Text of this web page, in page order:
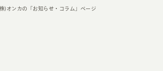
)オンカの「お知らせ・コラム」ページ